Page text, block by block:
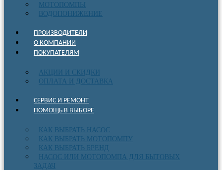
МОТОПОМПЫ
ВОДОПОНИЖЕНИЕ
ПРОИЗВОДИТЕЛИ
О КОМПАНИИ
ПОКУПАТЕЛЯМ
АКЦИИ И СКИДКИ
ОПЛАТА И ДОСТАВКА
СЕРВИС И РЕМОНТ
ПОМОЩЬ В ВЫБОРЕ
КАК ВЫБРАТЬ НАСОС
КАК ВЫБРАТЬ МОТОПОМПУ
КАК ВЫБРАТЬ БРЕНД
НАСОС ИЛИ МОТОПОМПА ДЛЯ БЫТОВЫХ
ЗАДАЧ